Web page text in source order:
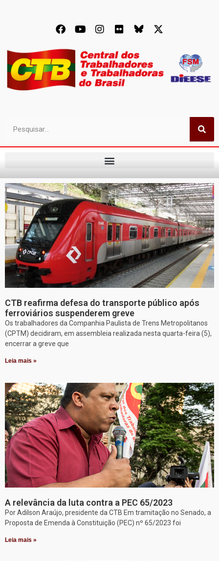
CTB reafirma defesa do transporte público após
ferroviários suspenderem greve
Os trabalhadores da Companhia Paulista de Trens Metropolitanos
(CPTM) decidiram, em assembleia realizada nesta quarta-feira (5),
encerrar a greve que
Leia mais »
A relevância da luta contra a PEC 65/2023
Por Adilson Araújo, presidente da CTB Em tramitação no Senado, a
Proposta de Emenda à Constituição (PEC) nº 65/2023 foi
Leia mais »